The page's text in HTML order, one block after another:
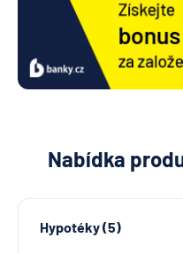
Nabídka
Hypotéky (5)